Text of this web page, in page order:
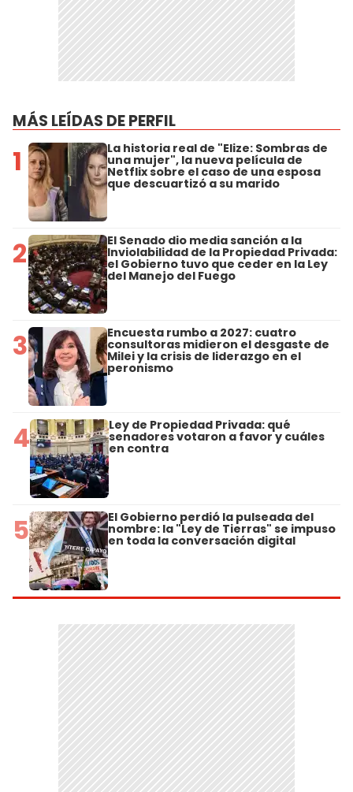
MÁS LEÍDAS DE PERFIL
1 La historia real de "Elize: Sombras de
una mujer", la nueva película de
Netflix sobre el caso de una esposa
que descuartizó a su marido
2 El Senado dio media sanción a la
Inviolabilidad de la Propiedad Privada:
el Gobierno tuvo que ceder en la Ley
del Manejo del Fuego
3 Encuesta rumbo a 2027: cuatro
consultoras midieron el desgaste de
Milei y la crisis de liderazgo en el
peronismo
4 Ley de Propiedad Privada: qué
senadores votaron a favor y cuáles
en contra
5 El Gobierno perdió la pulseada del
nombre: la "Ley de Tierras" se impuso
en toda la conversación digital